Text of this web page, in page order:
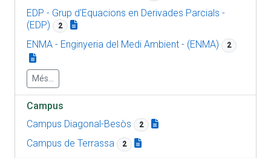
EDP - Grup d'Equacions en Derivades Parcials -
(EDP)
2
ENMA - Enginyeria del Medi Ambient - (ENMA) 2
Més...
Campus
Campus Diagonal-Besòs
2
Campus de Terrassa 2